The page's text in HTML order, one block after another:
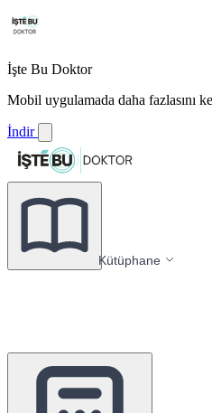
İşte Bu Doktor
Mobil uygulamada daha fazlasını
İndir
Kütüphane